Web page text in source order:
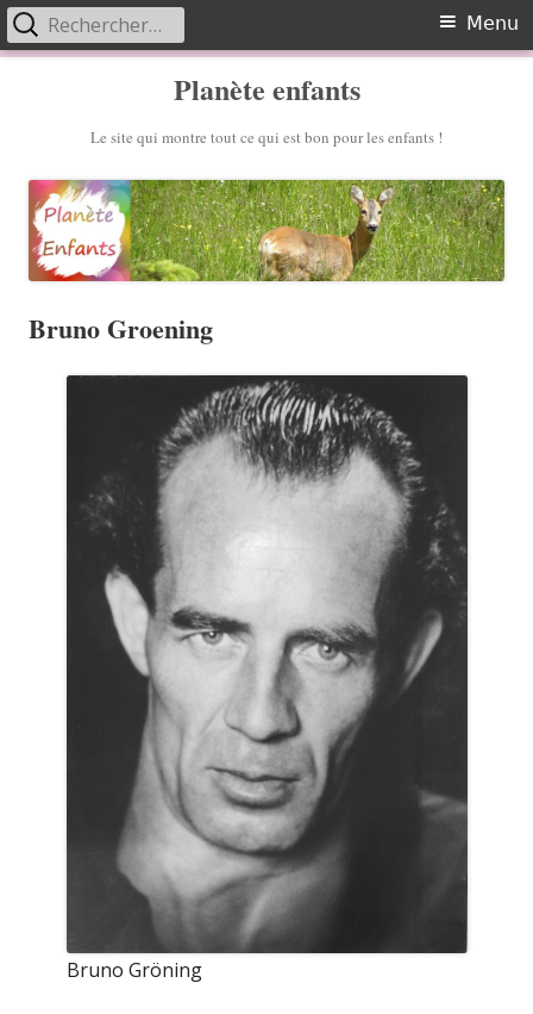
Planète enfants
Le site qui montre tout ce qui est bon pour les enfants !
Primary
Menu
Rechercher :
Bruno Groening
Bruno Gröning